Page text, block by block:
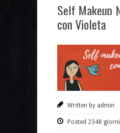
Self Makeup
con Violeta
Written by admin
Posted 2348